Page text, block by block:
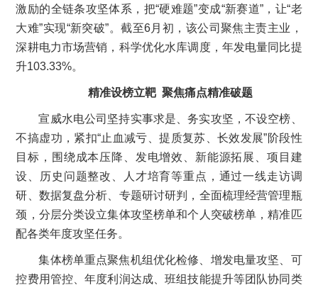
激励的全链条攻坚体系，把“硬难题”变成“新赛道”，让“老
大难”实现“新突破”。截至6月初，该公司聚焦主责主业，
深耕电力市场营销，科学优化水库调度，年发电量同比提
升103.33%。
精准设榜立靶 聚焦痛点精准破题
宣威水电公司坚持实事求是、务实攻坚，不设空榜、
不搞虚功，紧扣“止血减亏、提质复苏、长效发展”阶段性
目标，围绕成本压降、发电增效、新能源拓展、项目建
设、历史问题整改、人才培育等重点，通过一线走访调
研、数据复盘分析、专题研讨研判，全面梳理经营管理瓶
颈，分层分类设立集体攻坚榜单和个人突破榜单，精准匹
配各类年度攻坚任务。
集体榜单重点聚焦机组优化检修、增发电量攻坚、可
控费用管控、年度利润达成、班组技能提升等团队协同类